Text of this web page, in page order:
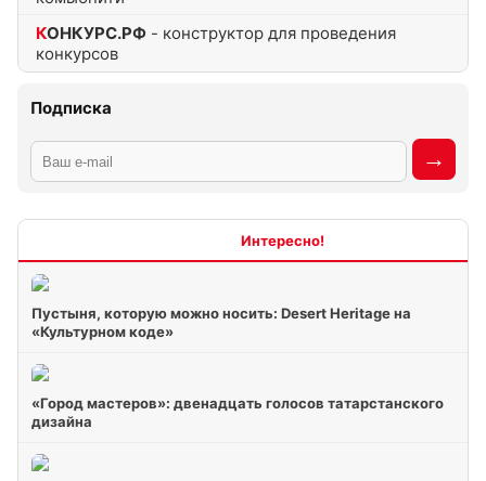
КОНКУРС.РФ - конструктор для проведения
конкурсов
Подписка
Пустыня, которую можно носить: Desert Heritage на
«Культурном коде»
«Город мастеров»: двенадцать голосов татарстанского
дизайна